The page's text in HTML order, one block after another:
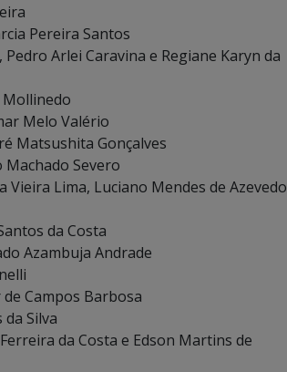
Pereira Santos
Arlei Caravina e Regiane Karyn da
Mollinedo
Melo Valério
Matsushita Gonçalves
Severo
Vieira Lima, Luciano Mendes de Azevedo
da Costa
Azambuja Andrade
Campos Barbosa
Silva
da Costa e Edson Martins de